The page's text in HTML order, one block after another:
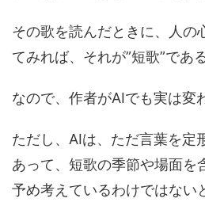
その歌を読んだときに、人の
てみれば、それが”短歌”であ
なので、作者がAIでも実は変
ただし、AIは、ただ言葉を定
あって、短歌の季節や場面を
予め考えているわけではない